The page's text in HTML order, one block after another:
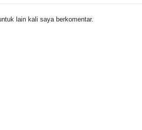
lain kali saya berkomentar.